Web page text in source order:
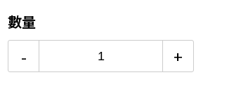
$3,522
更多信用卡分期0利率滿額享回饋
熱銷冷氣機推薦→點我看達人教你買
冷氣挑選教學→點我看達人教你買
數量
- +